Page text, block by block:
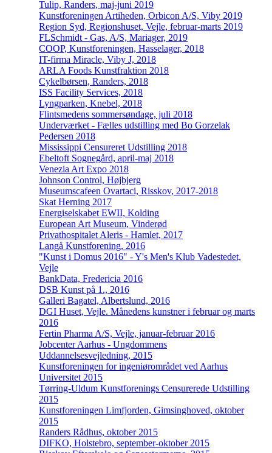
Tulip, Randers, maj-juni 2019
Kunstforeningen Artiheden, Orbicon A/S, Viby 2019
Region Syd, Regionshuset, Vejle, februar-marts 2019
FLSchmidt - Gas, A/S, Mariager, 2019
COOP, Kunstforeningen, Hasselager, 2018
IT-firma Miracle, Viby J, 2018
ARLA Foods Kunstfraktion 2018
Cykelbørsen, Randers, 2018
ISS Facility Services, 2018
Lyngparken, Knebel, 2018
Flintsmedens sommersøndage, juli 2018
Underværket - Fælles udstilling med Bo Gorzelak
Pedersen 2018
Mississippi Censureret Udstilling 2018
Ebeltoft Sognegård, april-maj 2018
Venezia Art Expo 2018
Johnson Control, Højbjerg
Museumscafeen Ovartaci, Risskov, 2017-2018
Skat Herning 2017
Energiselskabet EWII, Kolding
European Art Museum, Vinderød
Privathospitalet Aleris - Hamlet, 2017
Langå Kunstforening, 2016
"Kunst i Domus 2016" - Y's Men's Klub Vadestedet,
Vejle
BankData, Fredericia 2016
DSB Kunst på 1., 2016
Galleri Bagatel, Albertslund, 2016
DGI Huset, Vejle. Månedens kunstner i februar og marts
2016
Fertin Pharma A/S, Vejle, januar-februar 2016
Jobcenter Aarhus - Ungdommens
Uddannelsesvejledning, 2015
Kunstforeningen for ingeniørområdet ved Aarhus
Universitet 2015
Tørring-Uldum Kunstforenings Censurerede Udstilling
2015
Kunstforeningen Limfjorden, Gimsinghoved, oktober
2015
Randers Rådhus, oktober 2015
DIFKO, Holstebro, september-oktober 2015